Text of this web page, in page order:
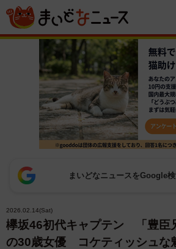
まいどなニュースをGoogle
2026.02.14(Sat)
欅坂46初代キャプテン 「豊臣
の30歳女優 コケティッシュな